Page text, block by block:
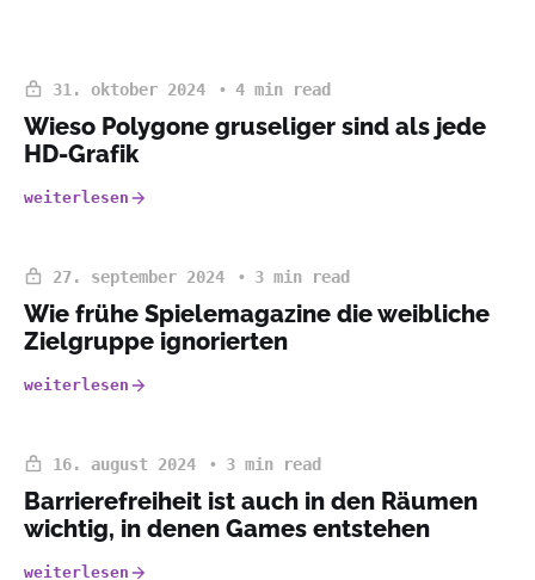
31. oktober 2024 4 min read
Wieso Polygone gruseliger sind als jede
HD-Grafik
weiterlesen
27. september 2024 3 min read
Wie frühe Spielemagazine die weibliche
Zielgruppe ignorierten
weiterlesen
16. august 2024 3 min read
Barrierefreiheit ist auch in den Räumen
wichtig, in denen Games entstehen
weiterlesen